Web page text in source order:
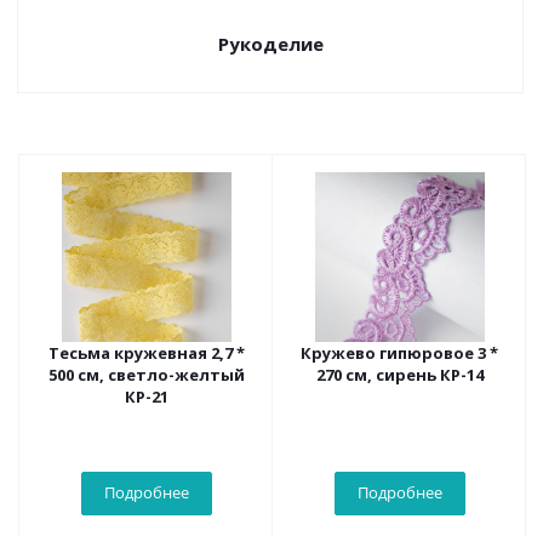
Рукоделие
Тесьма кружевная 2,7 *
500 см, светло-желтый
КР-21
Подробнее
Кружево гипюровое 3 *
270 см, сирень КР-14
Подробнее